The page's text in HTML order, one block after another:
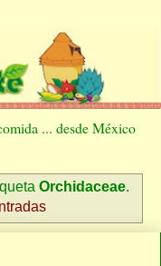
... desde México
Orchidaceae.